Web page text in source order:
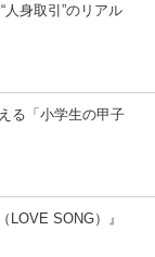
人身取引”のリアル
る「小学生の甲子
LOVE SONG）』